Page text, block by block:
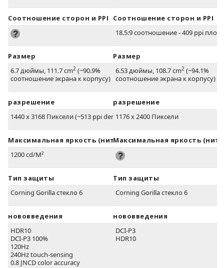
Соотношение сторон и PPI
Размер
6.7 дюймы, 111.7 cm2 (~90.9%
соотношение экрана к корпусу)
разрешение
1440 x 3168 Пиксели (~513 ppi density)
Максимальная яркость (нит)
1200 cd/M²
Тип защиты
Corning Gorilla стекло 6
нововведения
HDR10
DCI-P3 100%
120Hz
240Hz touch-sensing
0.8 JNCD color accuracy
Соотношение сторон и PPI
18.5:9 соотношение - 409 ppi
Размер
6.53 дюймы, 108.7 cm2 (~94.1%
соотношение экрана к корпусу)
разрешение
1176 x 2400 Пиксели
Максимальная яркость (нит)
Тип защиты
Corning Gorilla стекло 6
нововведения
DCI-P3
HDR10